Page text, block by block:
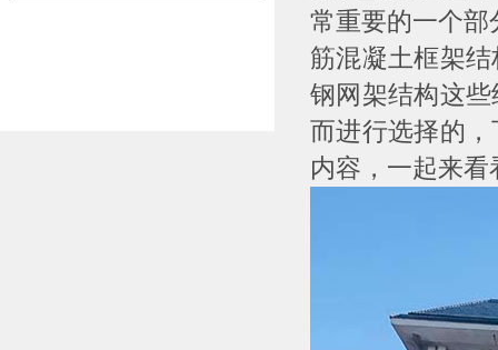
常重要的一个部
筋混凝土框架
钢网架结构这
而进行选择的
内容，一起来看